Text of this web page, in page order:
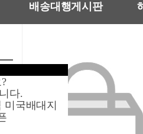
다.
국배대지
배송대행게시판